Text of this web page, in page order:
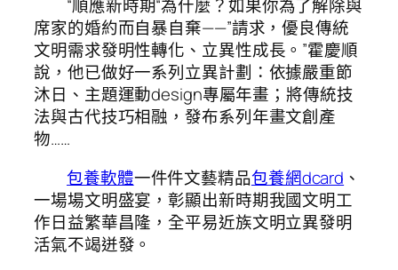
“順應新時期“為什麼？如果你為了解除與
席家的婚約而自暴自棄——”請求，優良傳統
文明需求發明性轉化、立異性成長。”霍慶順
說，他已做好一系列立異計劃：依據嚴重節
沐日、主題運動design專屬年畫；將傳統技
法與古代技巧相融，發布系列年畫文創產
物……
包養軟體一件件文藝精品包養網dcard 、
一場場文明盛宴，彰顯出新時期我國文明工
作日益繁華昌隆，全平易近族文明立異發明
活氣不竭迸發。